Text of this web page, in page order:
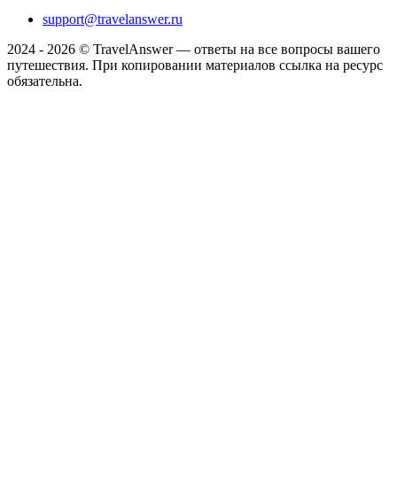
support@travelanswer.ru
2024 - 2026 © TravelAnswer — ответы на все вопросы вашего
путешествия. При копировании материалов ссылка на ресурс
обязательна.